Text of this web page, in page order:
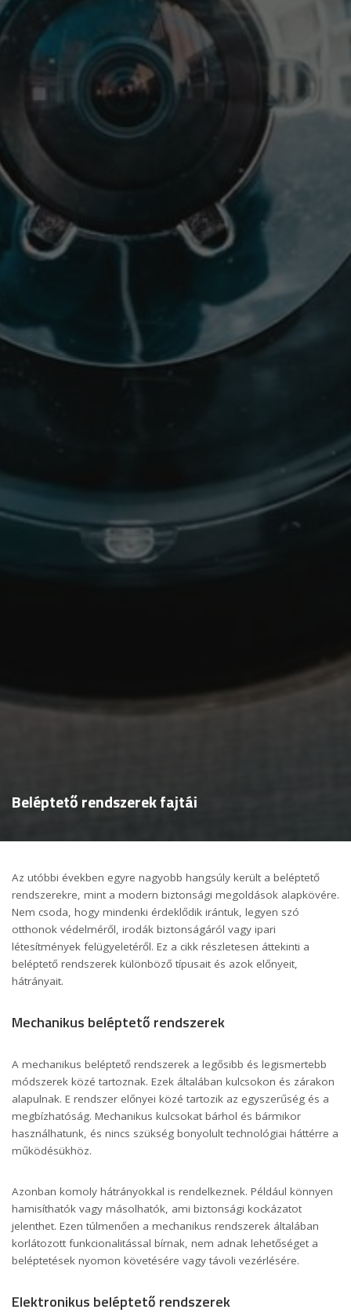
Beléptető rendszerek fajtái
Az utóbbi években egyre nagyobb hangsúly került a beléptető
rendszerekre, mint a modern biztonsági megoldások alapkövére.
Nem csoda, hogy mindenki érdeklődik irántuk, legyen szó
otthonok védelméről, irodák biztonságáról vagy ipari
létesítmények felügyeletéről. Ez a cikk részletesen áttekinti a
beléptető rendszerek különböző típusait és azok előnyeit,
hátrányait.
Mechanikus beléptető rendszerek
A mechanikus beléptető rendszerek a legősibb és legismertebb
módszerek közé tartoznak. Ezek általában kulcsokon és zárakon
alapulnak. E rendszer előnyei közé tartozik az egyszerűség és a
megbízhatóság. Mechanikus kulcsokat bárhol és bármikor
használhatunk, és nincs szükség bonyolult technológiai háttérre a
működésükhöz.
Azonban komoly hátrányokkal is rendelkeznek. Például könnyen
hamisíthatók vagy másolhatók, ami biztonsági kockázatot
jelenthet. Ezen túlmenően a mechanikus rendszerek általában
korlátozott funkcionalitással bírnak, nem adnak lehetőséget a
beléptetések nyomon követésére vagy távoli vezérlésére.
Elektronikus beléptető rendszerek